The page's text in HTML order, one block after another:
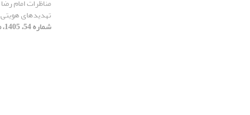
مناظرات امام
تهدیدهای
شماره 54، 1405، صفحه 179-216]